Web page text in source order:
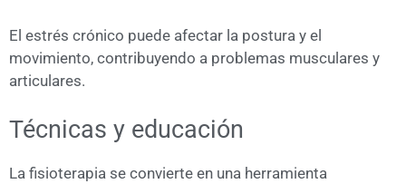
El estrés crónico puede afectar la postura y el
movimiento, contribuyendo a problemas musculares y
articulares.
Técnicas y educación
La fisioterapia se convierte en una herramienta